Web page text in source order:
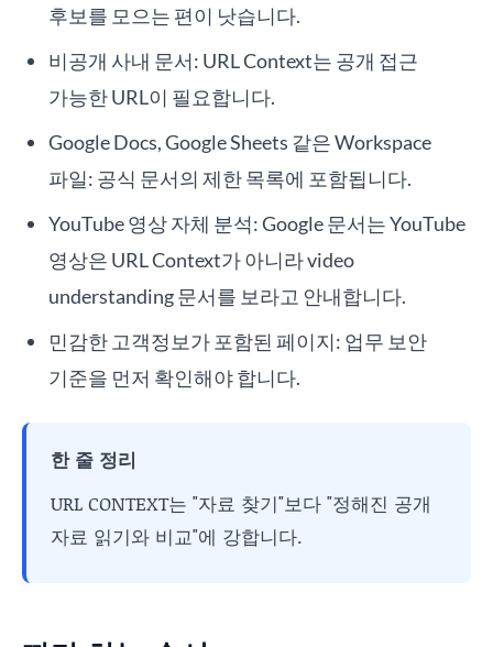
후보를 모으는 편이 낫습니다.
비공개 사내 문서: URL Context는 공개 접근
가능한 URL이 필요합니다.
Google Docs, Google Sheets 같은 Workspace
파일: 공식 문서의 제한 목록에 포함됩니다.
YouTube 영상 자체 분석: Google 문서는 YouTube
영상은 URL Context가 아니라 video
understanding 문서를 보라고 안내합니다.
민감한 고객정보가 포함된 페이지: 업무 보안
기준을 먼저 확인해야 합니다.
한 줄 정리
URL CONTEXT는 "자료 찾기"보다 "정해진 공개
자료 읽기와 비교"에 강합니다.